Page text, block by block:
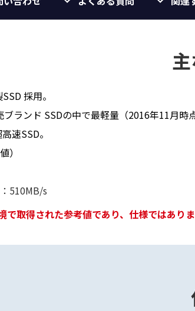
採用。
ランド SSDの中で最軽量（2016年11月時点
速SSD。
）
510MB/s
取得された参考値であり、仕様ではありま